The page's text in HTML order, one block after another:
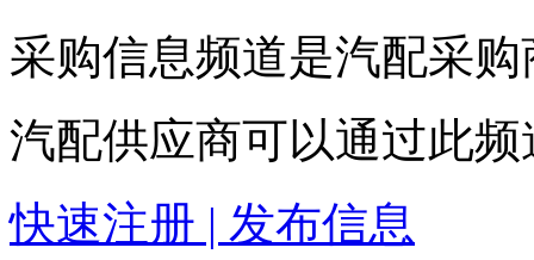
采购信息频道是汽配采
汽配供应商可以通过此
快速注册 | 发布信息